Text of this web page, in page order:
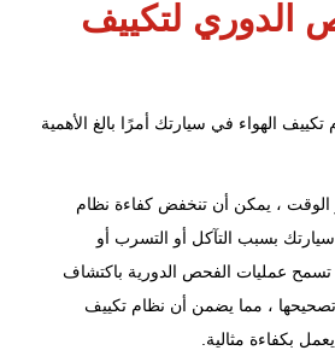
الدوري لتكييف
الهواء في سيارتك أمرًا بالغ الأهمية
الوقت ، يمكن أن تنخفض كفاءة نظام
بسبب التآكل أو التسرب أو
تسمح عمليات الفحص الدورية باكتشاف
، مما يضمن أن نظام تكييف
بكفاءة مثالية.